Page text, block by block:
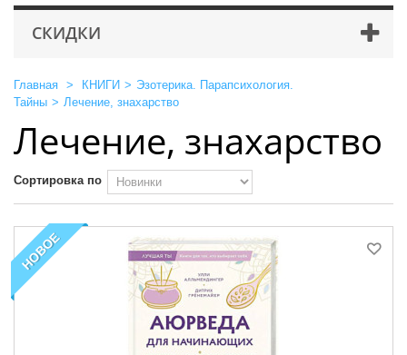
СКИДКИ
Главная > КНИГИ > Эзотерика. Парапсихология.
Тайны > Лечение, знахарство
Лечение, знахарство
Сортировка по
НОВОЕ